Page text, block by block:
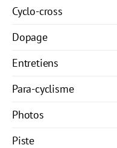
Cyclo-cross
Dopage
Entretiens
Para-cyclisme
Photos
Piste